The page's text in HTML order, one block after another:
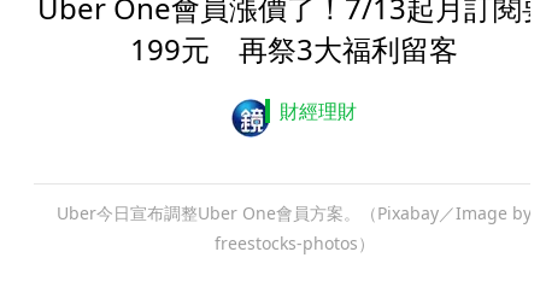
199元 再祭3大福利留客
財經理財
Uber今日宣布調整Uber One會員方案。（Pixabay／Image by
freestocks-photos）